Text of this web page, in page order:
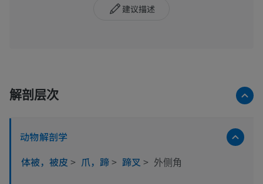
建议描述
解剖层次
动物解剖学
体被，被皮 > 爪，蹄> 蹄叉 > 外侧角